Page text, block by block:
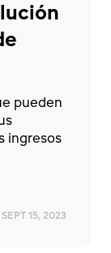
pueden
ingresos
SEPT 15, 2023